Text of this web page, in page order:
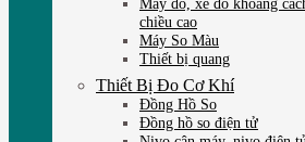
chiều cao
Máy So Màu
Thiết bị quang
Thiết Bị Đo Cơ Khí
Đồng Hồ So
Đồng hồ so điện tử